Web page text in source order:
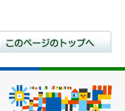
ージに戻る